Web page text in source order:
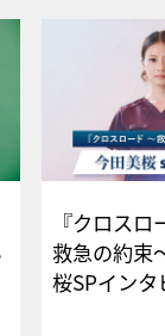
『クロス
救急の約束
桜SPイ